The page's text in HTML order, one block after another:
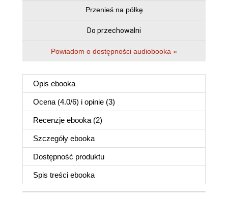
Przenieś na półkę
Do przechowalni
Powiadom o dostępności audiobooka »
Opis ebooka
Ocena (4.0/6) i opinie (3)
Recenzje ebooka (2)
Szczegóły ebooka
Dostępność produktu
Spis treści ebooka